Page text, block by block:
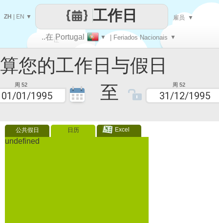
工作日与假日
周 52 至 周 52
公共假日 日历 Excel
undefined
让
每一天
..在 Portugal ▼ | Feriados Nacionais ▼
工作日
ZH EN ▼ 雇员 ▼